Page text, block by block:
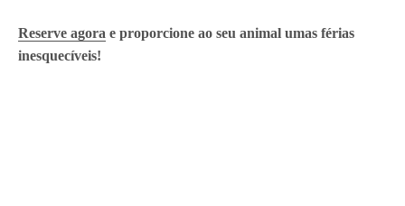
Reserve agora e proporcione ao seu animal umas férias
inesquecíveis!